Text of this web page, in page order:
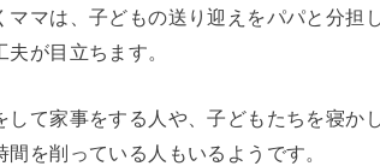
ママは、子どもの送り迎えをパパと分担
が目立ちます。
して家事をする人や、子どもたちを寝か
を削っている人もいるようです。